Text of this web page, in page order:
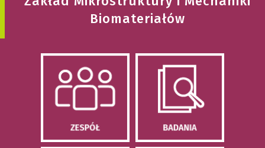
Biomateriałów